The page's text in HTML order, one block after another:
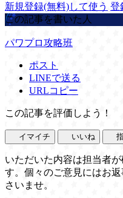
新規登録(無料)して使う 登
この記事を書いた人
パワプロ攻略班
ポスト
LINEで送る
URLコピー
この記事を評価しよう！
イマイチ いいね
いただいた内容は担当者
す。個々のご意見にはお
さいませ。